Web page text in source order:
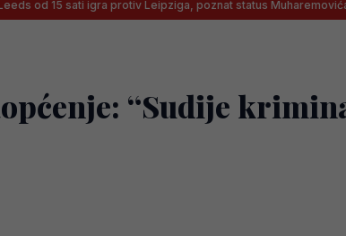
igra protiv Leipziga, poznat status Muharemovića
“Sudije